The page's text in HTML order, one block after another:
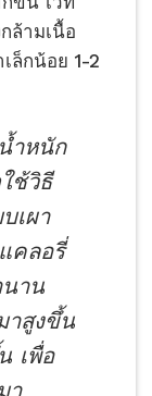
ล้ามเนื้อ
ล็กน้อย 1-2
ำหนัก
ช้วิธี
เผา
คลอรี่
นาน
าสูงขึ้น
เพื่อ